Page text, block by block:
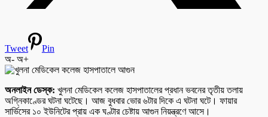
Tweet
Pin
অ- অ+
অনলাইন ডেস্ক: খুলনা মেডিকেল কলেজ হাসপাতালের প্রধান ভবনের তৃতীয় তলায়
অগ্নিকাণ্ডের ঘটনা ঘটেছে। আজ বুধবার ভোর ৬টার দিকে এ ঘটনা ঘটে। ফায়ার
সার্ভিসের ১০ ইউনিটের প্রায় এক ঘণ্টার চেষ্টায় আগুন নিয়ন্ত্রণে আসে।